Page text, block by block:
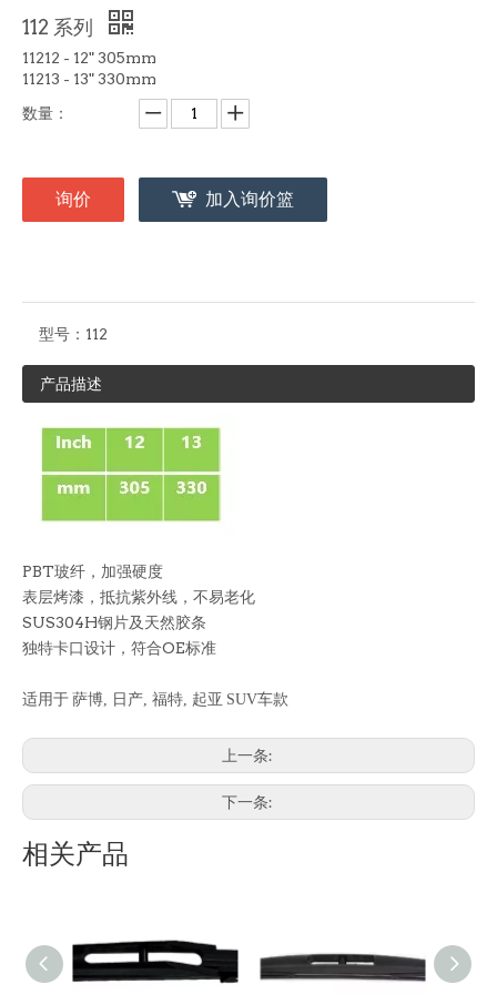
112 系列
11212 - 12" 305mm
11213 - 13" 330mm
数量：
询价 加入询价篮
型号： 112
产品描述
PBT玻纤，加强硬度
表层烤漆，抵抗紫外线，不易老化
SUS304H钢片及天然胶条
独特卡口设计，符合OE标准
适用于 萨博 日产 福特 起亚 SUV车款
上一条:
下一条:
相关产品